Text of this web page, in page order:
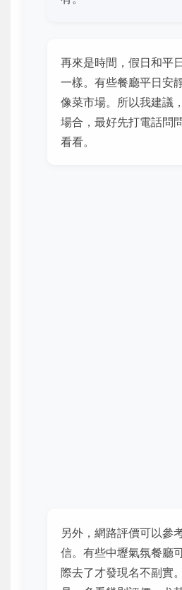
再來是時間，假日和平
一樣。有些餐廳平日安
像菜市場。所以我建議
場合，最好先打電話問
看看。
另外，網路評價可以參
信。有些中壢氣氛餐廳
際去了才發現名不副實